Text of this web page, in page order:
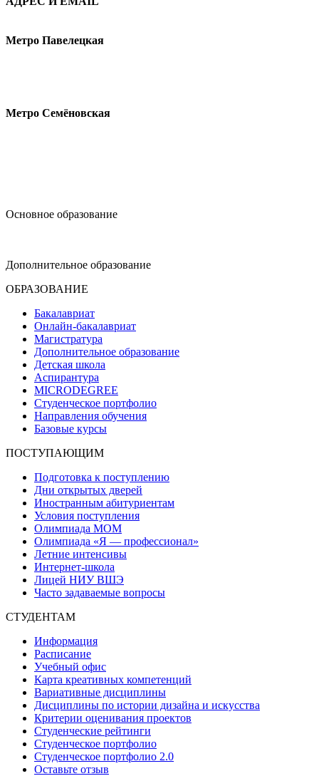
Метро Павелецкая
Метро Семёновская
Основное образование
Дополнительное образование
ОБРАЗОВАНИЕ
Бакалавриат
Онлайн-бакалавриат
Магистратура
Дополнительное образование
Детская школа
Аспирантура
MICRODEGREE
Студенческое портфолио
Направления обучения
Базовые курсы
ПОСТУПАЮЩИМ
Подготовка к поступлению
Дни открытых дверей
Иностранным абитуриентам
Условия поступления
Олимпиада МОМ
Олимпиада «Я — профессионал»
Летние интенсивы
Интернет-школа
Лицей НИУ ВШЭ
Часто задаваемые вопросы
СТУДЕНТАМ
Информация
Расписание
Учебный офис
Карта креативных компетенций
Вариативные дисциплины
Дисциплины по истории дизайна и искусства
Критерии оценивания проектов
Студенческие рейтинги
Студенческое портфолио
Студенческое портфолио 2.0
Оставьте отзыв